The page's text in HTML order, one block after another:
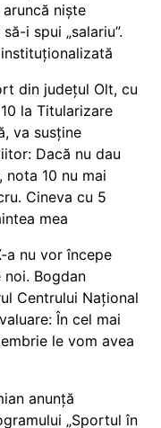
niște
i spui „salariu”.
din județul Olt, cu
la Titularizare
va susține
Dacă nu dau
nota 10 nu mai
Cineva cu 5
mea
a nu vor începe
noi. Bogdan
Centrului Național
În cel mai
le vom avea
anunță
„Sportul în